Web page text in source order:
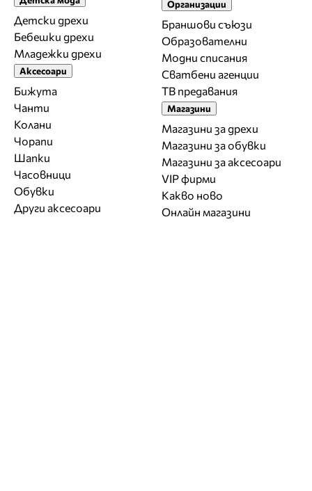
Детски дрехи
Бебешки дрехи
Младежки дрехи
Аксесоари
Бижута
Чанти
Колани
Чорапи
Шапки
Часовници
Обувки
Други аксесоари
Организации
Браншови съюзи
Образователни
Модни списания
Сватбени агенции
ТВ предавания
Магазини
Магазини за дрехи
Магазини за обувки
Магазини за aксесоари
VIP фирми
Какво ново
Онлайн магазини